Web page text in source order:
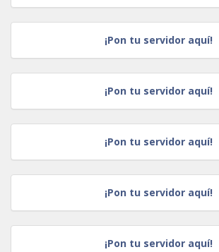
¡Pon tu servidor aquí!
¡Pon tu servidor aquí!
¡Pon tu servidor aquí!
¡Pon tu servidor aquí!
¡Pon tu servidor aquí!